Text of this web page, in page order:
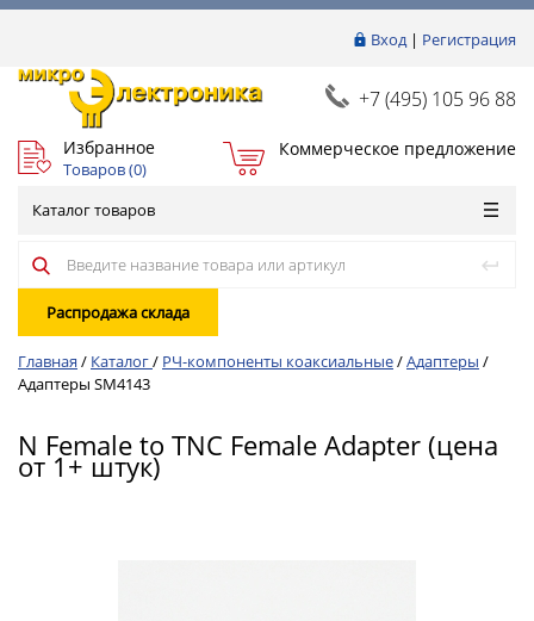
Вход| Регистрация
+7 (495) 105 96 88
Избранное
Товаров (0)
Коммерческое предложение
Каталог товаров
Распродажа склада
Главная / Каталог/ РЧ-компоненты коаксиальные/Адаптеры /
Адаптеры SM4143
N Female to TNC Female Adapter (цена
от 1+ штук)